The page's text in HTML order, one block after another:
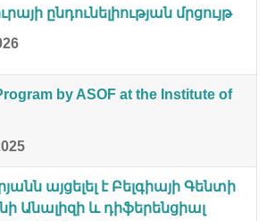
ընդունելիության մրցույթ
by ASOF at the Institute of
այցելել է Բելգիայի Գենտի
Անալիզի և դիֆերենցիալ